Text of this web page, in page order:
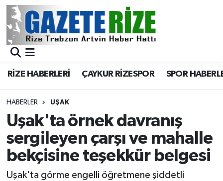
RİZE HABERLERİ ÇAYKUR RİZESPOR SPOR
HABERLER UŞAK
Uşak'ta örnek davranış
sergileyen çarşı ve mahalle
bekçisine teşekkür belgesi
Uşak'ta görme engelli öğretmene şiddetli
BÖLGEMİZ
Asayiş
Rize Jandarma Komutanlığı
Bilim Teknoloji
Bölge
Merkez Nöbetçi Eczaneler
Merkez Trafik Yoğunluk Haritası
Süper Lig Puan Durumu ve Fikstür
Tüm Manşetler
Son Dakika Haberleri